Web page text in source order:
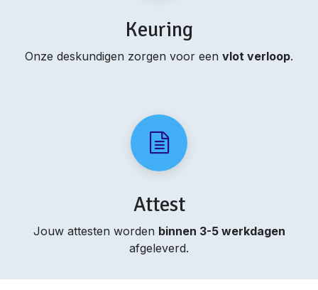
Keuring
Onze deskundigen zorgen voor een vlot verloop.
Attest
Jouw attesten worden binnen 3-5 werkdagen
afgeleverd.